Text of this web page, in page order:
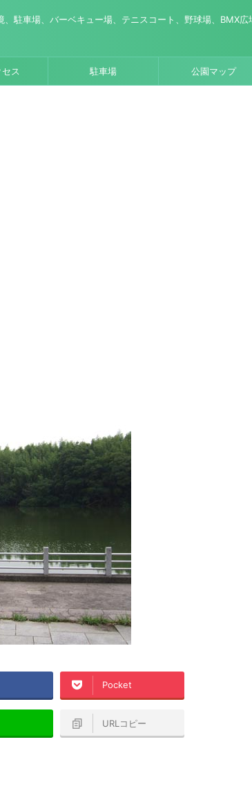
駐車場、バーベキュー場、テニスコート、野球場、BMX広
ス 駐車場 公園マップ
Pocket
URLコピー